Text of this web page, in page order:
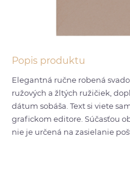
Popis produktu
Elegantná ručne robená
ružových a žltých ružičiek,
dátum sobáša. Text si viete
grafickom editore. Súčasťou
nie je určená na zasielanie